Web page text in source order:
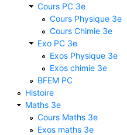
Cours PC 3e
Cours Physique 3e
Cours Chimie 3e
Exo PC 3e
Exos Physique 3e
Exos chimie 3e
BFEM PC
Histoire
Maths 3e
Cours Maths 3e
Exos maths 3e